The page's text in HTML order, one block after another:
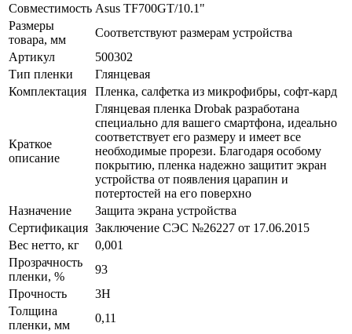
Совместимость Asus TF700GT/10.1"
Размеры
товара, мм
Соответствуют размерам устройства
Артикул
500302
Тип пленки
Глянцевая
Комплектация
Пленка, салфетка из микрофибры, софт-кард
Краткое
описание
Глянцевая пленка Drobak разработана
специально для вашего смартфона, идеально
соответствует его размеру и имеет все
необходимые прорези. Благодаря особому
покрытию, пленка надежно защитит экран
устройства от появления царапин и
потертостей на его поверхно
Назначение
Защита экрана устройства
Сертификация Заключение СЭС №26227 от 17.06.2015
Вес нетто, кг
0,001
Прозрачность
пленки, %
93
Прочность
3H
Толщина
пленки, мм
0,11